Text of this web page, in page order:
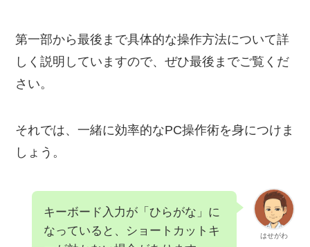
第一部から最後まで具体的な操作方法について詳
しく説明していますので、ぜひ最後までご覧くだ
さい。
それでは、一緒に効率的なPC操作術を身につけま
しょう。
はせがわ
キーボード入力が「ひらがな」に
なっていると、ショートカットキ